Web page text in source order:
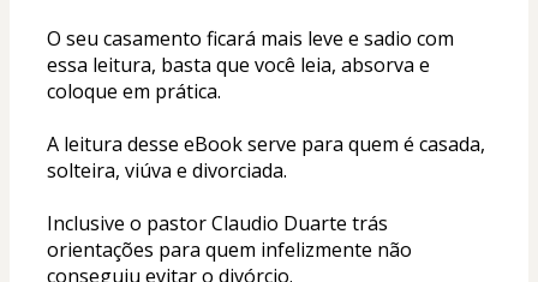
O seu casamento ficará mais leve e sadio com
essa leitura, basta que você leia, absorva e
coloque em prática.
A leitura desse eBook serve para quem é casada,
solteira, viúva e divorciada.
Inclusive o pastor Claudio Duarte trás
orientações para quem infelizmente não
conseguiu evitar o divórcio.